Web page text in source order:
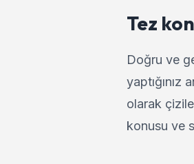
Tez
Doğru ve
yaptığınız
olarak
konusu ve